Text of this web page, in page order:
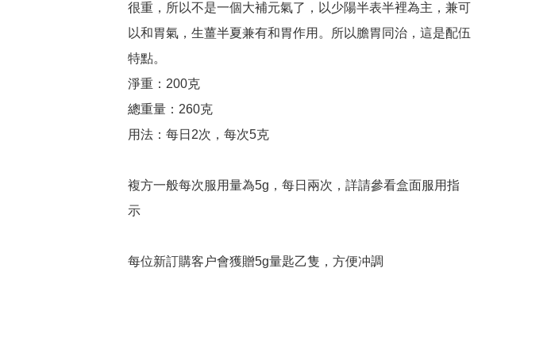
很重，所以不是一個大補元氣了，以少陽半表半裡為主，兼可
以和胃氣，生薑半夏兼有和胃作用。所以膽胃同治，這是配伍
特點。
淨重：200克
總重量：260克
用法：每日2次，每次5克
複方一般每次服用量為5g，每日兩次，詳請參看盒面服用指
示
每位新訂購客户會獲贈5g量匙乙隻，方便冲調